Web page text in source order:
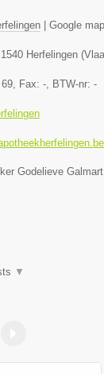
Google
1540 Herfelingen (
, Fax: - , BTW-nr: -
Godelieve
▼